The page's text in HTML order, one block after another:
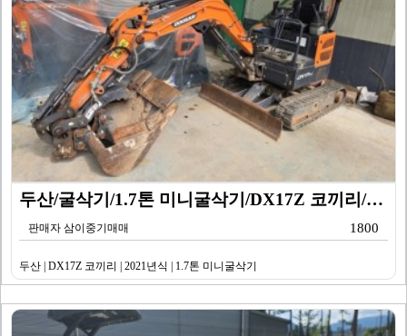
두산/굴삭기/1.7톤 미니굴삭기/DX17Z 코끼리/20…
판매자 삼이중기매매 1800
두산 | DX17Z 코끼리 | 2021년식 | 1.7톤 미니굴삭기